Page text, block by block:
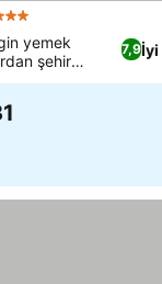
7,9İyi
yemek
şehir